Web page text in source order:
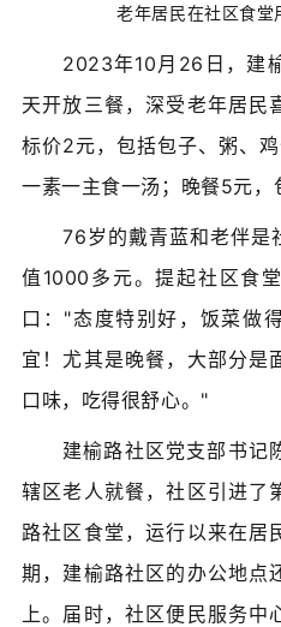
老年居民在社区食
2023年10月26日，建
天开放三餐，深受老年居民
标价2元，包括包子、粥、
一素一主食一汤；晚餐5元，
76岁的戴青蓝和老伴是
值1000多元。提起社区食
口："态度特别好，饭菜做
宜！尤其是晚餐，大部分是
口味，吃得很舒心。"
建榆路社区党支部书记
辖区老人就餐，社区引进了
路社区食堂，运行以来在居
期，建榆路社区的办公地点
上。届时，社区便民服务